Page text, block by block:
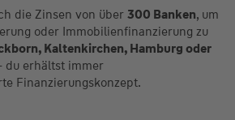
die Zinsen von über 300 Banken, um
oder Immobilienfinanzierung zu
Kaltenkirchen, Hamburg oder
du erhältst immer
Finanzierungskonzept.